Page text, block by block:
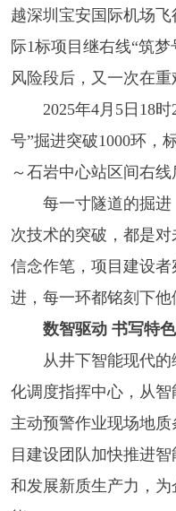
越深圳宝安国际机场
际1标项目继右线“筑
风险段后，又一次在重
2025年4月5日18
号”掘进突破1000环，
～石岩中心站区间右线
每一寸隧道的掘
次技术的突破，都是
信念作笔，项目建设
进，每一环都铭刻下他
数智驱动 书写特
从井下智能现代
化调度指挥中心，从
主动预警作业现场地
目建设团队加快推进
和发展新质生产力，